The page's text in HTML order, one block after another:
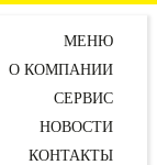
О КОМПАНИИ
СЕРВИС
НОВОСТИ
КОНТАКТЫ
МЕНЮ